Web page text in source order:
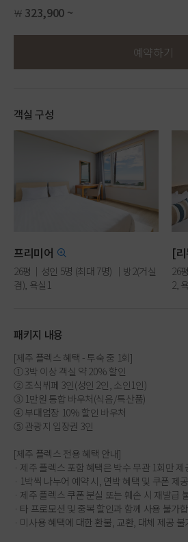
￦ 323,900 ~
예약하기
객실 구성
프리미어
26평｜성인 5명 (최대 7명) ｜방2(거실
겸), 욕실1
[
26
2,
패키지 내용
[제주 플렉스 혜택 - 투숙 중 1회]
① 3박 이상 객실 약 20% 할인
② 조식뷔페 3인(성인 2인, 소인1인)
③ 1만원 통합 바우처(식음/특산품)
④ 부대업장 10% 할인 바우처
⑤ 관광지 입장권 3인
[제주 플렉스 전용 혜택 안내]
· 제주 플렉스 포함 혜택은 박수 무관 1회만 제
· 1박씩 나누어 예약 시, 연박 혜택 및 쿠폰 제
· 제주 플렉스 쿠폰 분실 또는 훼손 시 재발급
· 타 프로모션 및 중복 할인과 함께 사용 불가
· 미사용 혜택에 대한 환불, 교환, 대체 제공